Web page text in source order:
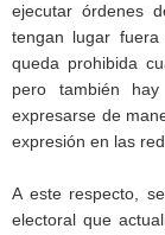
ejecutar órdenes
tengan lugar
queda prohibida
pero también
expresarse de
expresión en las
A este respecto,
electoral que